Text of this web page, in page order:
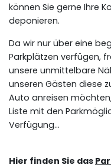
können Sie gerne Ihre
deponieren.
Da wir nur über eine
Parkplätzen verfügen,
unsere unmittelbare
unseren Gästen diese
Auto anreisen
Liste mit den
Verfügung...
Hier finden Sie das